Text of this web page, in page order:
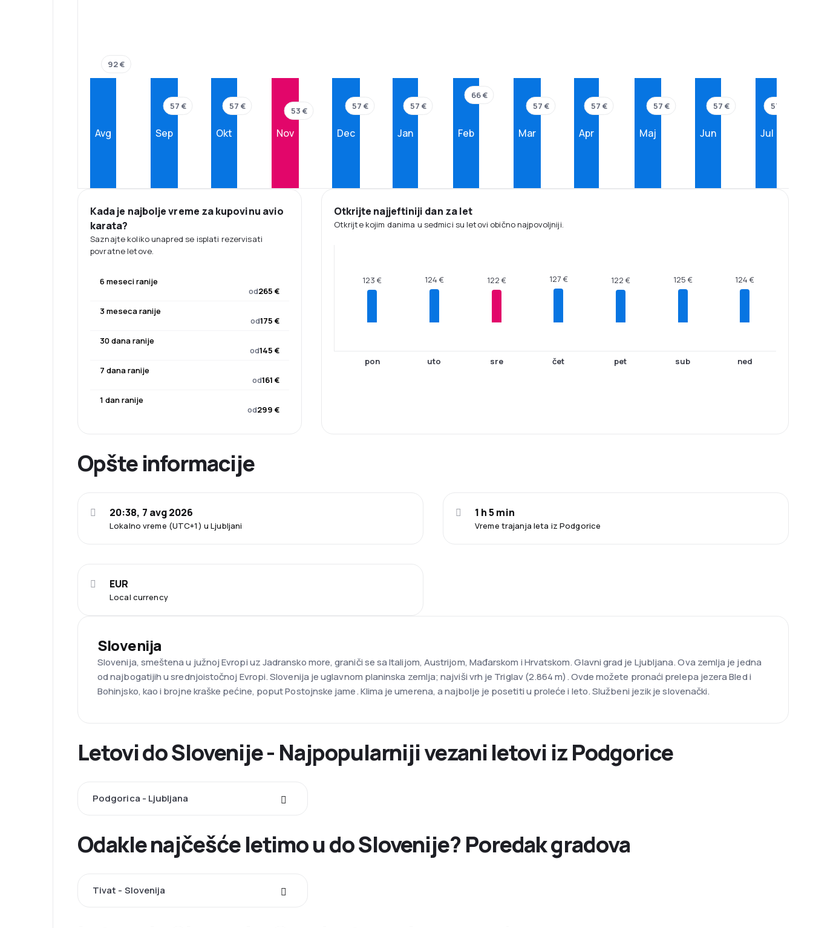
Avg
92 €
Sep
57 €
Okt
57 €
Nov
53 €
Dec
57 €
Jan
57 €
Feb
66 €
Mar
57 €
Apr
57 €
Maj
57 €
Jun
57 €
Jul
57 €
Kada je najbolje vreme za kupovinu avio
karata?
Saznajte koliko unapred se isplati rezervisati
povratne letove.
6 meseci ranije
od265 €
3 meseca ranije
od175 €
30 dana ranije
od145 €
7 dana ranije
od161 €
1 dan ranije
od299 €
Otkrijte najjeftiniji dan za let
Otkrijte kojim danima u sedmici su letovi obično najpovoljniji.
123 €
pon
124 €
uto
122 €
sre
127 €
čet
122 €
pet
125 €
sub
124 €
ned
Opšte informacije
Lokalno vreme (UTC+1) u Ljubljani
20:38, 7 avg 2026
Vreme trajanja leta iz Podgorice
1 h 5 min
Local currency
EUR
Slovenija
Slovenija, smeštena u južnoj Evropi uz Jadransko more, graniči se sa Italijom, Austrijom, Mađarskom i Hrvatskom. Glavni grad je Ljubljana. Ova zemlja je jedna
od najbogatijih u srednjoistočnoj Evropi. Slovenija je uglavnom planinska zemlja; najviši vrh je Triglav (2.864 m). Ovde možete pronaći prelepa jezera Bled i
Bohinjsko, kao i brojne kraške pećine, poput Postojnske jame. Klima je umerena, a najbolje je posetiti u proleće i leto. Službeni jezik je slovenački.
Letovi do Slovenije - Najpopularniji vezani letovi iz Podgorice
Podgorica - Ljubljana
Odakle najčešće letimo u do Slovenije? Poredak gradova
Tivat - Slovenija